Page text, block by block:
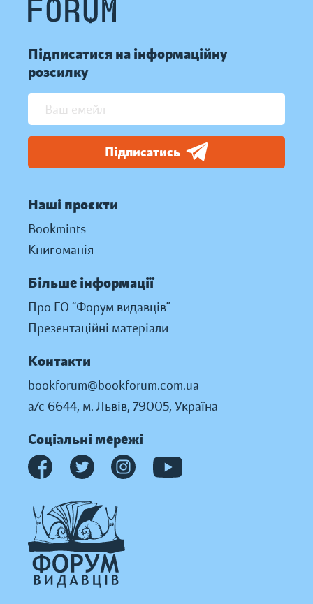
Підписатися на інформаційну
розсилку
Підписатись
Наші проєкти
Bookmints
Книгоманія
Більше інформації
Про ГО “Форум видавців”
Презентаційні матеріали
Контакти
bookforum@bookforum.com.ua
а/с 6644, м. Львів, 79005, Україна
Соціальні мережі